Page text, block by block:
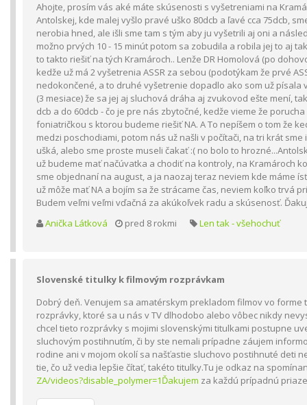
Ahojte, prosím vás aké máte skúsenosti s vyšetreniami na
Antolskej, kde malej vyšlo pravé uško 80dcb a ľavé cca 75dcb,
nerobia hned, ale išli sme tam s tým aby ju vyšetrili aj oni a
možno prvých 10 - 15 minút potom sa zobudila a robila jej to aj
to takto riešiť na tých Kramároch.. Lenže DR Homolová (po
kedže už má 2 vyšetrenia ASSR za sebou (podotýkam že prvé
nedokončené, a to druhé vyšetrenie dopadlo ako som už písala
(3 mesiace) že sa jej aj sluchová dráha aj zvukovod ešte mení,
dcb a do 60dcb - čo je pre nás zbytočné, kedže vieme že
foniatričkou s ktorou budeme riešiť NA. A To nepíšem o tom že
medzi poschodiami, potom nás už našli v počítači, na tri krát
ušká, alebo sme proste museli čakať :( no bolo to
už budeme mať načúvatka a chodiť na kontroly, na Kramároch
sme objednaní na august, a ja naozaj teraz neviem kde máme
už môže mať NA a bojím sa že strácame čas, neviem koľko trvá
Budem veľmi veľmi vďačná za akúkoľvek radu a skúsenosť.
Anička Látková
pred 8 rokmi Len tak - všehochuť
Slovenské titulky k filmovým rozprávkam
Dobrý deň. Venujem sa amatérskym prekladom filmov vo
rozprávky, ktoré sa u nás v TV dlhodobo alebo vôbec nikdy
chcel tieto rozprávky s mojimi slovenskými titulkami postupne
sluchovým postihnutím, či by ste nemali prípadne záujem
rodine ani v mojom okolí sa našťastie sluchovo postihnuté deti
tie, čo už vedia lepšie čítať, takéto titulky.Tu je odkaz na
ZA/videos?disable_polymer=1Ďakujem za každú prípadnú